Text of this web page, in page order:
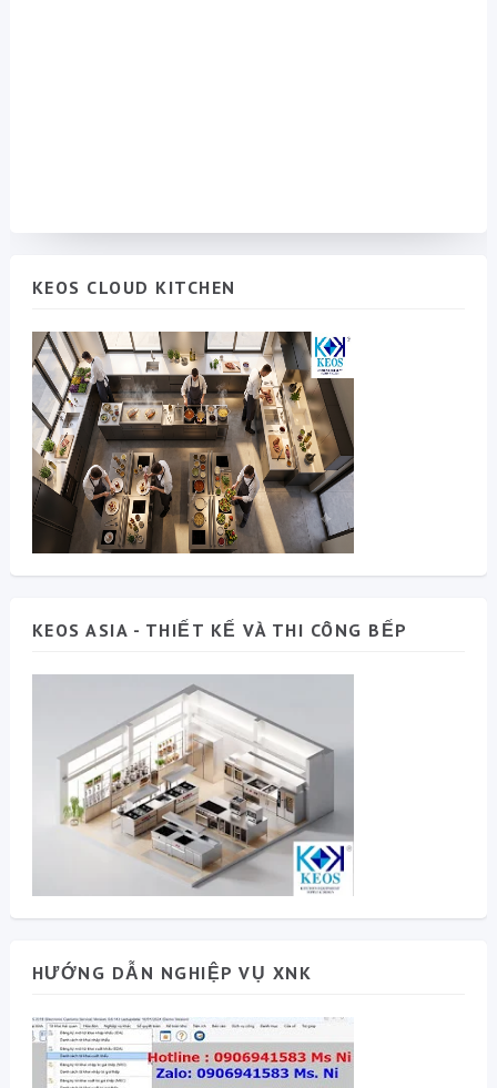
KEOS CLOUD KITCHEN
KEOS ASIA - THIẾT KẾ VÀ THI CÔNG BẾP
HƯỚNG DẪN NGHIỆP VỤ XNK